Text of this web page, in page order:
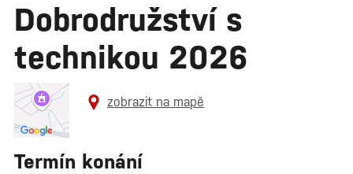
Dobrodružství s
technikou 2026
zobrazit na mapě
Termín konání